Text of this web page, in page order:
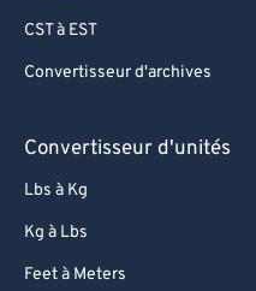
CST à EST
Convertisseur d'archives
Convertisseur d'unités
Lbs à Kg
Kg à Lbs
Feet à Meters